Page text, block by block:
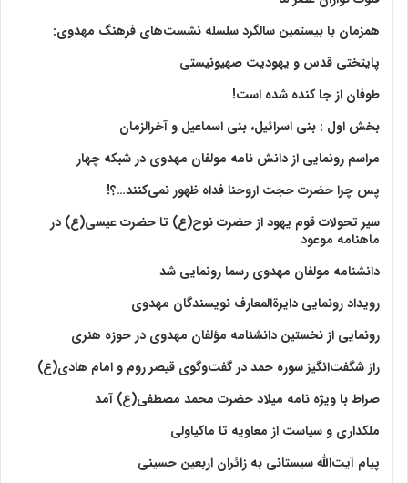
همزمان با بیستمین سالگرد سلسله نشست‌های فرهنگ مهدوی:‌
پایتختی قدس و یهودیت صهیونیستی
طوفان از جا کنده شده است!
بخش اول : بنی اسرائیل، بنی اسماعیل و آخرالزمان
مراسم رونمایی از دانش نامه مولفان مهدوی در شبکه چهار
پس چرا حضرت حجت اروحنا فداه ظهور نمی‌کنند…؟!
سیر تحولات قوم یهود از حضرت نوح(ع) تا حضرت عیسی(ع) در
ماهنامه موعود
دانشنامه مولفان مهدوی رسما رونمایی شد
رویداد رونمایی دایرةالمعارف نویسندگان مهدوی
رونمایی از نخستین دانشنامه مؤلفان مهدوی در حوزه هنری
راز شگفت‌انگیز سوره حمد در گفت‌وگوی قیصر روم و امام هادی(ع)
صراط با ویژه نامه میلاد حضرت محمد مصطفی(ع) آمد
ملکداری و سیاست از معاویه تا ماکیاولی
پیام آیت‌الله سیستانی به زائران اربعین حسینی